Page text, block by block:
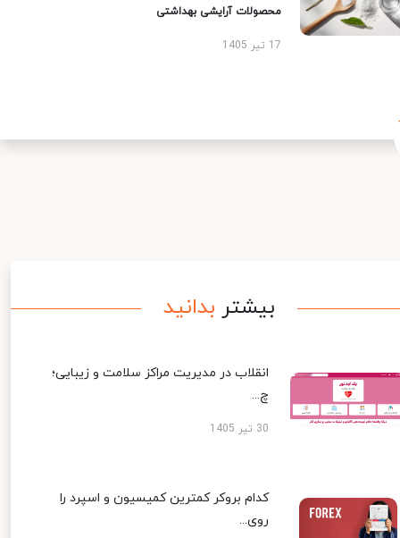
محصولات آرایشی بهداشتی
17 تیر 1405
بیشتر بدانید
انقلاب در مدیریت مراکز سلامت و زیبایی؛
چ...
30 تیر 1405
کدام بروکر کمترین کمیسیون و اسپرد را
روی...